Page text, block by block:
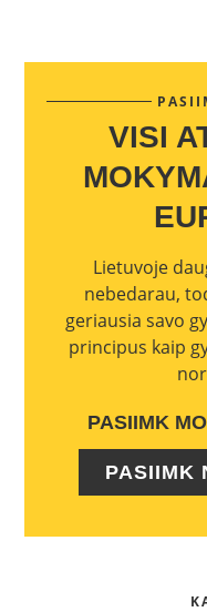
VISI
Lietuvoje
nebedarau,
geriausia savo
principus kaip
PASIIMK
PASIIMK